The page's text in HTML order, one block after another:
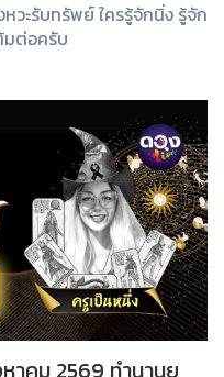
วะรับทรัพย์ ใครรู้จักนิ่ง รู้จัก
มต่อครับ
าคม 2569 ทำนานย